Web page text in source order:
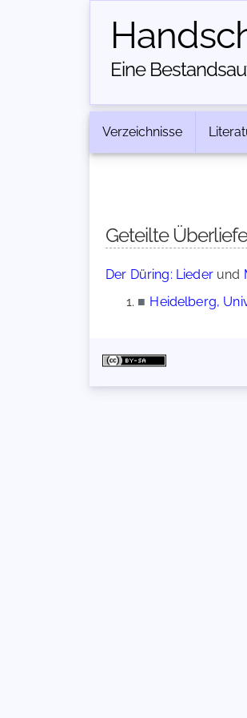
Eine
Verzeichnisse
Geteilte
Der Düring: Liederund
■ Heidelberg,